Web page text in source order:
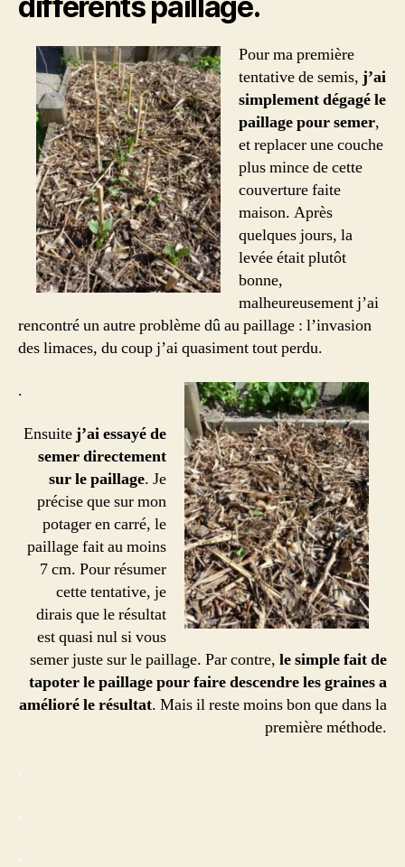
Pour ma première
tentative de semis, j’ai
simplement dégagé le
paillage pour semer,
et replacer une couche
plus mince de cette
couverture faite
maison. Après
quelques jours, la
levée était plutôt
bonne,
malheureusement j’ai
rencontré un autre problème dû au paillage : l’invasion
des limaces, du coup j’ai quasiment tout perdu..
.
Ensuitej’ai essayé de
semer directement
sur le paillage. Je
précise que sur mon
potager en carré, le
paillage fait au moins
7 cm. Pour résumer
cette tentative, je
dirais que le résultat
est quasi nul si vous
semer juste sur le paillage. Par contre, le simple fait de
tapoter le paillage pour faire descendre les graines a
amélioré le résultat. Mais il reste moins bon que dans la
première méthode.
.
.
.